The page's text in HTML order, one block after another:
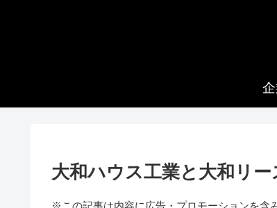
大和ハウス工業と大和リ
※この記事は内容に広告・プロモーションを含